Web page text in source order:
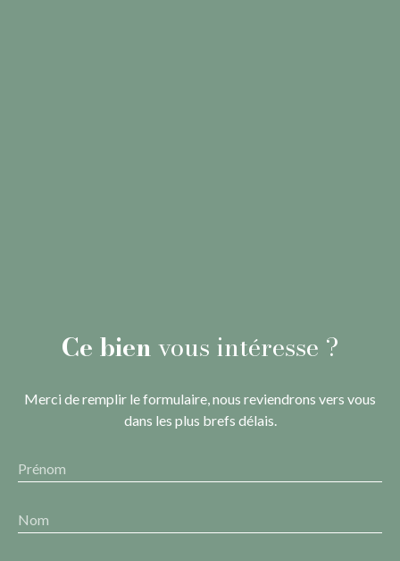
Ce bienvous intéresse ?
Merci de remplir le formulaire, nous reviendrons vers vous
dans les plus brefs délais.
Prénom
Nom